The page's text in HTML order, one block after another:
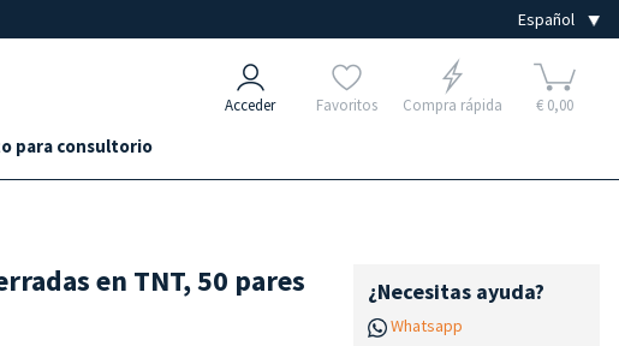
Acceder Favoritos Compra rápida € 0,00
para consultorio
en TNT, 50 pares ¿Necesitas ayuda?
Whatsapp